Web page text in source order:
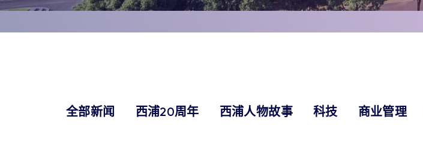
全部新闻 西浦20周年 西浦人物故事 科技 商业管理